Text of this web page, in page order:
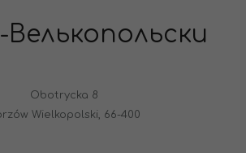
Велькопольски
Obotrycka 8
Wielkopolski, 66-400